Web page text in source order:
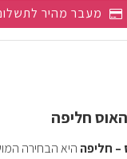
מעבר מהיר
חליפה
– חליפה היא הבחירה